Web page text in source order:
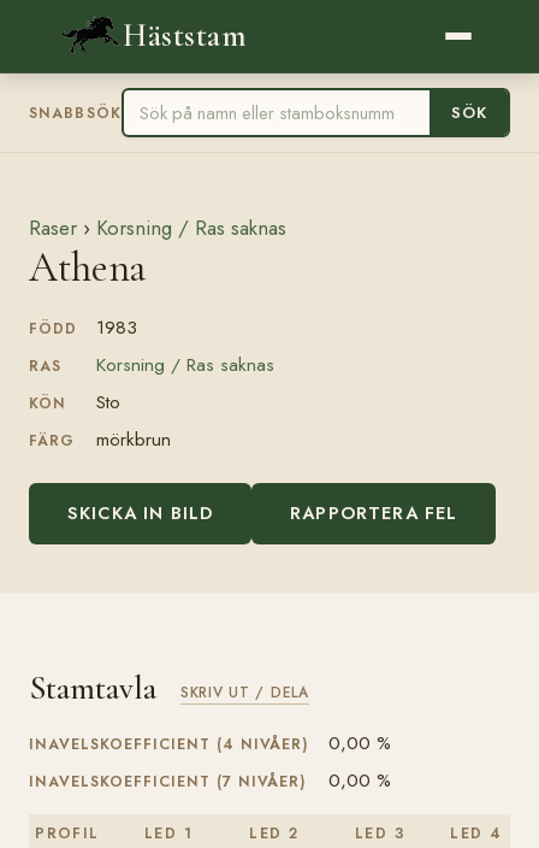
Häststam
SNABBSÖK SÖK
Raser › Korsning / Ras saknas
Athena
FÖDD 1983
RAS Korsning / Ras saknas
KÖN Sto
FÄRG mörkbrun
SKICKA IN BILD RAPPORTERA FEL
Stamtavla SKRIV UT / DELA
INAVELSKOEFFICIENT (4 NIVÅER) 0,00 %
INAVELSKOEFFICIENT (7 NIVÅER) 0,00 %
PROFIL LED 1 LED 2 LED 3 LED 4